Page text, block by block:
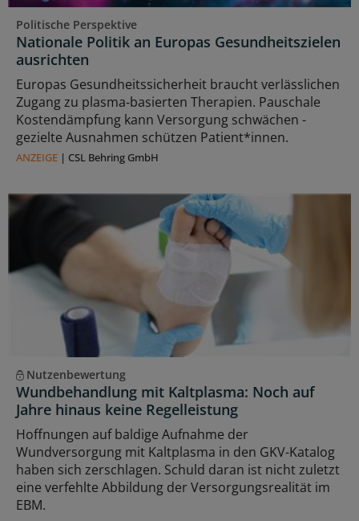
Politische Perspektive
Nationale Politik an Europas Gesundheitszielen
ausrichten
Europas Gesundheitssicherheit braucht verlässlichen
Zugang zu plasma‑basierten Therapien. Pauschale
Kostendämpfung kann Versorgung schwächen -
gezielte Ausnahmen schützen Patient*innen.
ANZEIGE | CSL Behring GmbH
Nutzenbewertung
Wundbehandlung mit Kaltplasma: Noch auf
Jahre hinaus keine Regelleistung
Hoffnungen auf baldige Aufnahme der
Wundversorgung mit Kaltplasma in den GKV-Katalog
haben sich zerschlagen. Schuld daran ist nicht zuletzt
eine verfehlte Abbildung der Versorgungsrealität im
EBM.